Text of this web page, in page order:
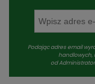
Podając adres email
handlowych,
od